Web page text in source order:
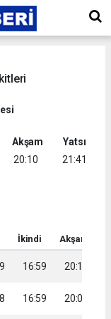
Akşam
20:10
Yatsı
21:41
İkindi Akşam
16:59 20:10
16:59 20:09